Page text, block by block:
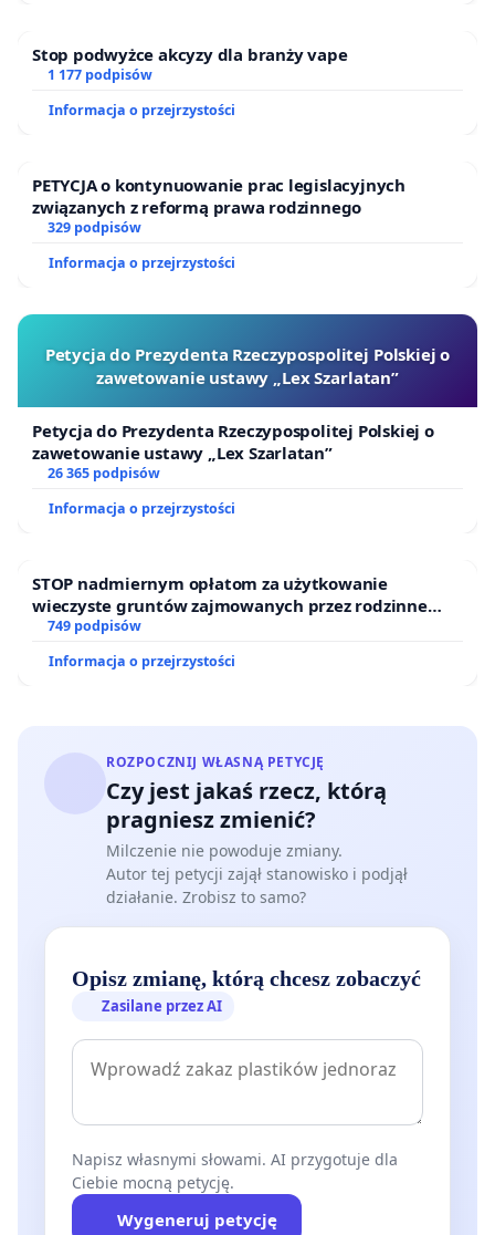
Stop podwyżce akcyzy dla branży vape
1 177 podpisów
Informacja o przejrzystości
PETYCJA o kontynuowanie prac legislacyjnych
związanych z reformą prawa rodzinnego
329 podpisów
Informacja o przejrzystości
Petycja do Prezydenta Rzeczypospolitej Polskiej o
zawetowanie ustawy „Lex Szarlatan”
Petycja do Prezydenta Rzeczypospolitej Polskiej o
zawetowanie ustawy „Lex Szarlatan”
26 365 podpisów
Informacja o przejrzystości
STOP nadmiernym opłatom za użytkowanie
wieczyste gruntów zajmowanych przez rodzinne
ogrody działkowe.
749 podpisów
Informacja o przejrzystości
ROZPOCZNIJ WŁASNĄ PETYCJĘ
Czy jest jakaś rzecz, którą
pragniesz zmienić?
Milczenie nie powoduje zmiany.
Autor tej petycji zajął stanowisko i podjął
działanie. Zrobisz to samo?
Opisz zmianę, którą chcesz zobaczyć
Zasilane przez AI
Napisz własnymi słowami. AI przygotuje dla
Ciebie mocną petycję.
Wygeneruj petycję